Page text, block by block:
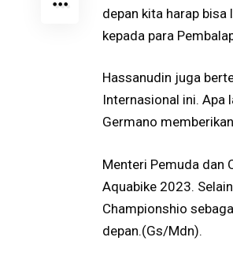
depan kita harap bisa
kepada para
Hassanudin juga
Internasional ini. Apa
Germano
Menteri Pemuda dan
Aquabike 2023.
Championshio
depan.(Gs/Mdn).